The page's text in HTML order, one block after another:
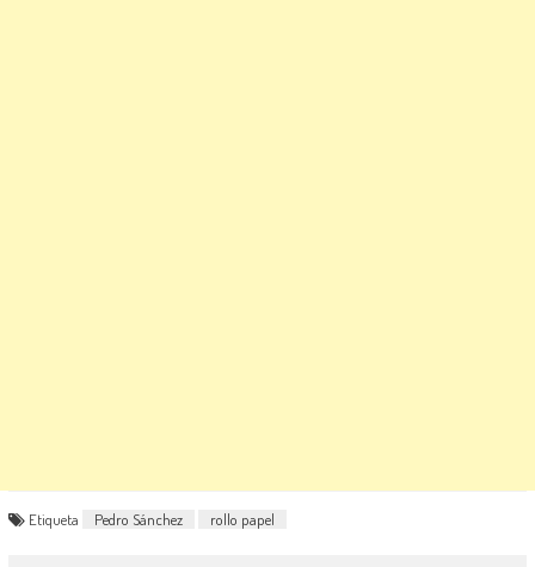
Etiqueta Pedro Sánchez rollo papel